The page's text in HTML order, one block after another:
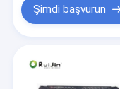
Şimdi başvurun